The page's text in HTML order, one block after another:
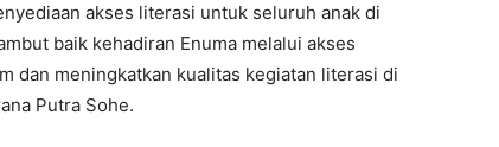
akses literasi untuk seluruh anak di
baik kehadiran Enuma melalui akses
dan meningkatkan kualitas kegiatan literasi di
Putra Sohe.